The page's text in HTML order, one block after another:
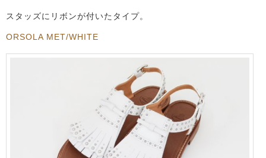
スタッズにリボンが付いたタイプ。
ORSOLA MET/WHITE